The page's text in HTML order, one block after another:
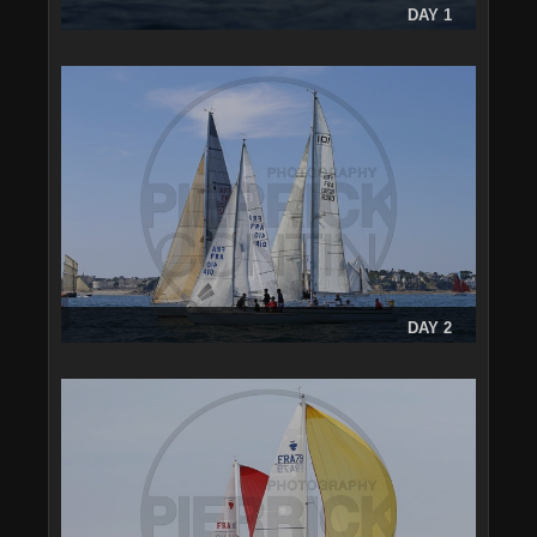
DAY 1
DAY 2